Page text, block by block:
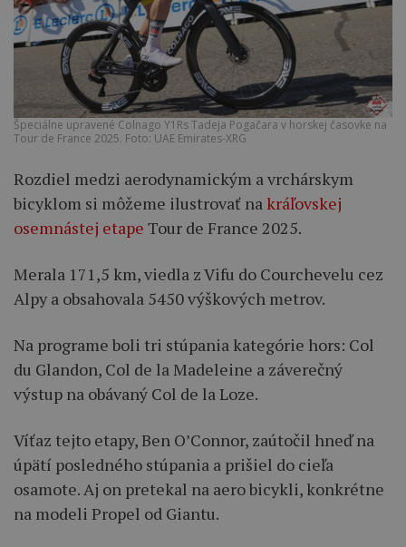
Špeciálne upravené Colnago Y1Rs Tadeja Pogačara v horskej časovke na
Tour de France 2025. Foto: UAE Emirates-XRG
Rozdiel medzi aerodynamickým a vrchárskym
bicyklom si môžeme ilustrovať na kráľovskej
osemnástej etape Tour de France 2025.
Merala 171,5 km, viedla z Vifu do Courchevelu cez
Alpy a obsahovala 5450 výškových metrov.
Na programe boli tri stúpania kategórie hors: Col
du Glandon, Col de la Madeleine a záverečný
výstup na obávaný Col de la Loze.
Víťaz tejto etapy, Ben O’Connor, zaútočil hneď na
úpätí posledného stúpania a prišiel do cieľa
osamote. Aj on pretekal na aero bicykli, konkrétne
na modeli Propel od Giantu.